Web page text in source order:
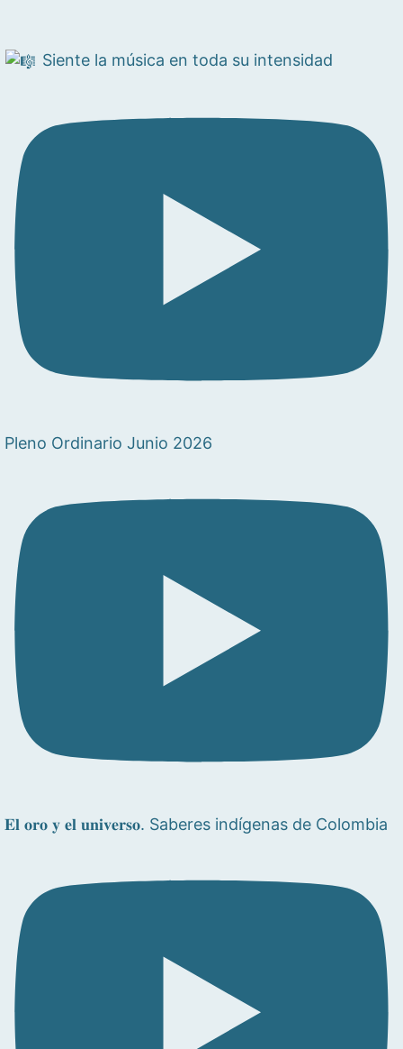
Siente la música en toda su intensidad
Pleno Ordinario Junio 2026
𝐄𝐥 𝐨𝐫𝐨 𝐲 𝐞𝐥 𝐮𝐧𝐢𝐯𝐞𝐫𝐬𝐨. Saberes indígenas de Colombia